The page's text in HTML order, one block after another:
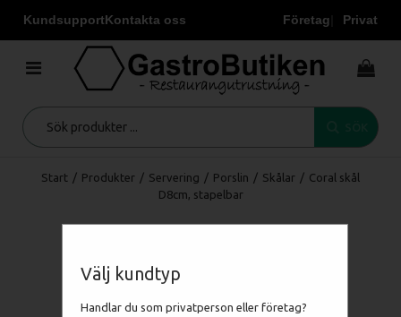
KundsupportKontakta oss Företag Privat
Välj kundtyp
Handlar du som privatperson eller företag?
Start / Produkter / Servering / Porslin / Skålar / Coral skål
D8cm, stapelbar